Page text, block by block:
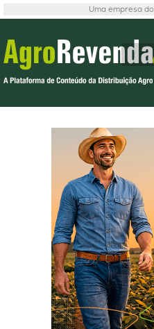
Uma empresa do